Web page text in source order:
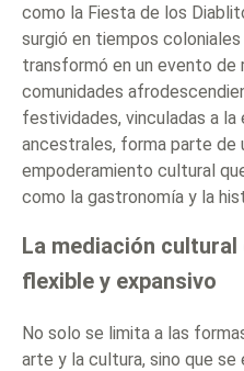
como la Fiesta de los
surgió en tiempos
transformó en un evento de
comunidades
festividades, vinculadas a
ancestrales, forma parte de
empoderamiento cultural
como la gastronomía y la
La mediación
flexible y expansivo
No solo se limita a las
arte y la cultura, sino que